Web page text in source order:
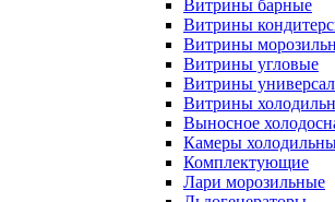
Витрины барные
Витрины
Витрины
Витрины угловые
Витрины
Витрины
Выносное
Камеры
Комплектующие
Лари морозильные